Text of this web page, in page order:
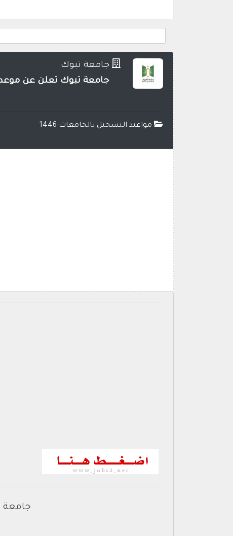
جامعة تبوك
جامعة تبوك تعلن عن موعد
مواعيد التسجيل بالجامعات 1446
جامعة